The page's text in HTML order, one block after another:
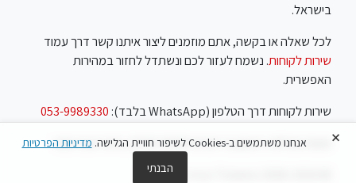
בישראל.
לכל שאלה או בקשה, אתם מוזמנים ליצור איתנו קשר דרך עמוד
שירות לקוחות. נשמח לעזור לכם ונשתדל לחזור במהירות
האפשרית.
שירות לקוחות דרך הטלפון (WhatsApp בלבד):
053-9989330
שעות פעילות: ראשון עד חמישי 10:00-18:00, שישי שבת סגור
Feels
× אנחנו משתמשים ב-Cookies לשיפור חוויית הגלישה. מדיניות הפרטיות
הבנתי